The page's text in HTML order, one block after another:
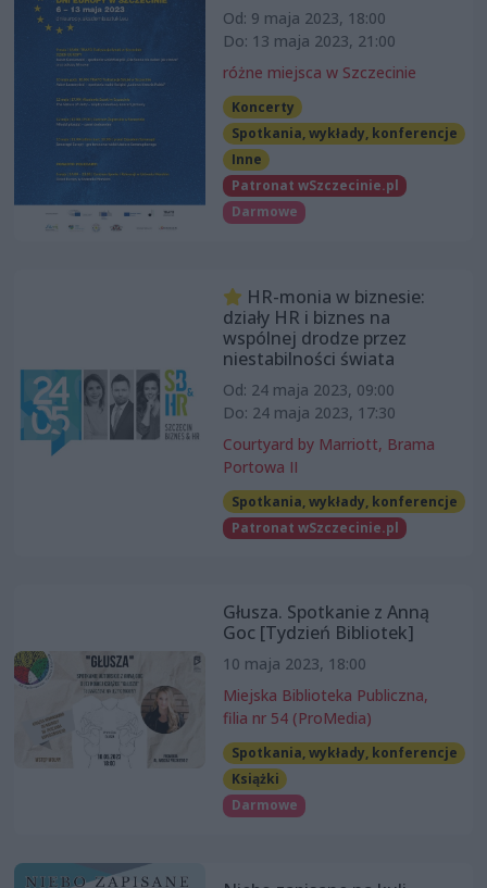
Od: 9 maja 2023, 18:00
Do: 13 maja 2023, 21:00
różne miejsca w Szczecinie
Koncerty
Spotkania, wykłady, konferencje
Inne
Patronat wSzczecinie.pl
Darmowe
HR-monia w biznesie:
działy HR i biznes na
wspólnej drodze przez
niestabilności świata
Od: 24 maja 2023, 09:00
Do: 24 maja 2023, 17:30
Courtyard by Marriott, Brama
Portowa II
Spotkania, wykłady, konferencje
Patronat wSzczecinie.pl
Głusza. Spotkanie z Anną
Goc [Tydzień Bibliotek]
10 maja 2023, 18:00
Miejska Biblioteka Publiczna,
filia nr 54 (ProMedia)
Spotkania, wykłady, konferencje
Książki
Darmowe